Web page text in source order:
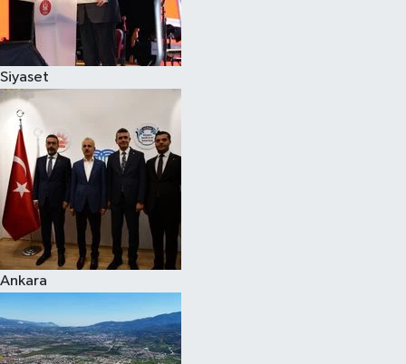
Siyaset
Ankara
Spor
Eğitim
Hava Durumu
Kadın
Kim kimdir?
Kültür Sanat